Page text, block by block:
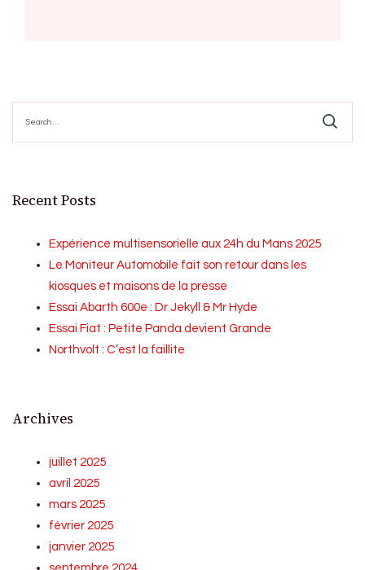
for:
Recent Posts
Expérience multisensorielle aux 24h du Mans 2025
Le Moniteur Automobile fait son retour dans les
kiosques et maisons de la presse
Essai Abarth 600e : Dr Jekyll & Mr Hyde
Essai Fiat : Petite Panda devient Grande
Northvolt : C’est la faillite
Archives
juillet 2025
avril 2025
mars 2025
février 2025
janvier 2025